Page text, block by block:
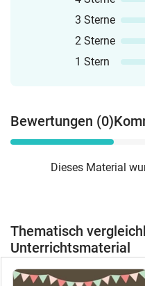
3 Sterne
2 Sterne
1 Stern
Bewertungen (0)
Dieses Material
Thematisch
Unterrichtsmaterial